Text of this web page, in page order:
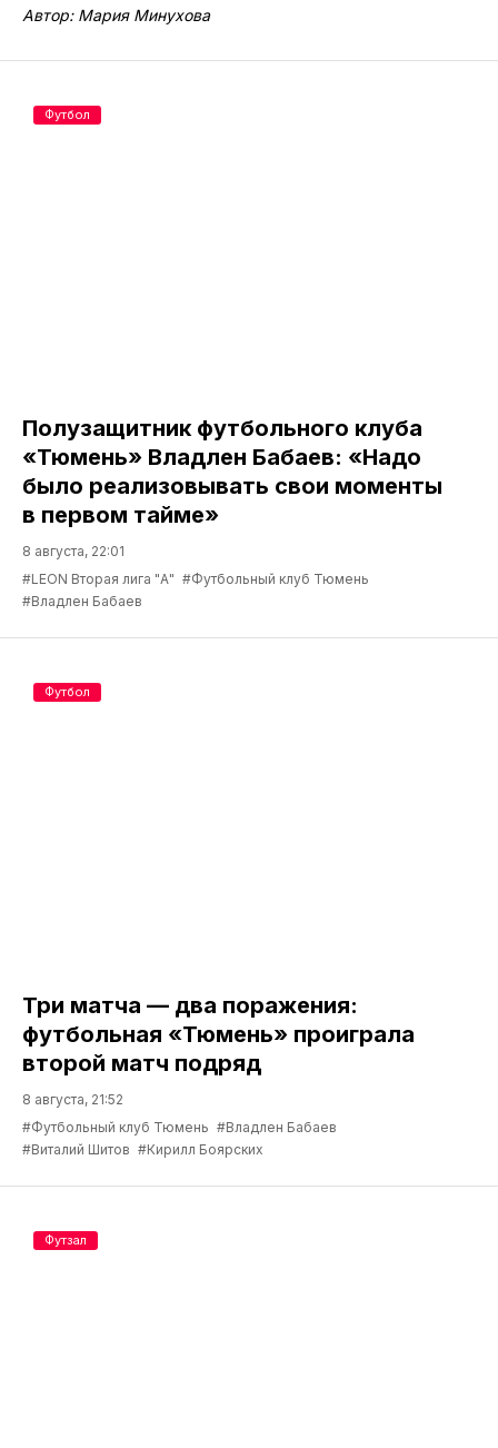
Автор: Мария Минухова
Полузащитник футбольного клуба
«Тюмень» Владлен Бабаев: «Надо
было реализовывать свои моменты
в первом тайме»
8 августа, 22:01
#LEON Вторая лига "А" #Футбольный клуб Тюмень
#Владлен Бабаев
Футбол
Три матча — два поражения:
футбольная «Тюмень» проиграла
второй матч подряд
8 августа, 21:52
#Футбольный клуб Тюмень #Владлен Бабаев
#Виталий Шитов #Кирилл Боярских
Футбол
Футзал